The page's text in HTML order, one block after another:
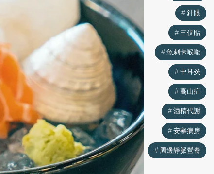
針眼
三伏貼
魚刺卡喉嚨
中耳炎
高山症
酒精代謝
安寧病房
周邊靜脈營養
針眼
三伏貼
魚刺卡喉嚨
中耳炎
高山症
酒精代謝
安寧病房
周邊靜脈營養